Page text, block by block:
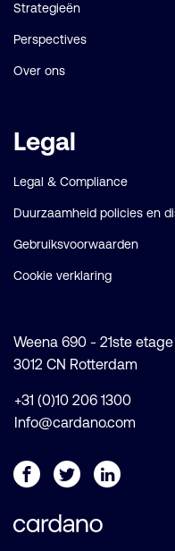
Strategieën
Perspectives
Over ons
Legal
Legal & Compliance
Duurzaamheid policies en
Gebruiksvoorwaarden
Cookie verklaring
Weena 690 - 21ste etage
3012 CN Rotterdam
+31 (0)10 206 1300
Info@cardano.com